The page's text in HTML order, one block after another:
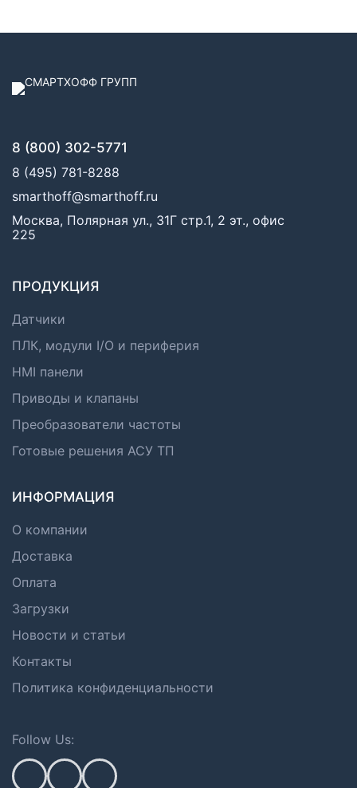
8 (800) 302-5771
8 (495) 781-8288
smarthoff@smarthoff.ru
Москва, Полярная ул., 31Г стр.1, 2 эт., офис
225
ПРОДУКЦИЯ
Датчики
ПЛК, модули I/O и периферия
HMI панели
Приводы и клапаны
Преобразователи частоты
Готовые решения АСУ ТП
ИНФОРМАЦИЯ
О компании
Доставка
Оплата
Загрузки
Новости и статьи
Контакты
Политика конфиденциальности
Follow Us: